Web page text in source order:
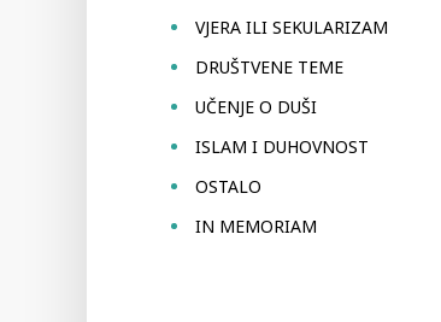
VJERA ILI SEKULARIZAM
DRUŠTVENE TEME
UČENJE O DUŠI
ISLAM I DUHOVNOST
OSTALO
IN MEMORIAM